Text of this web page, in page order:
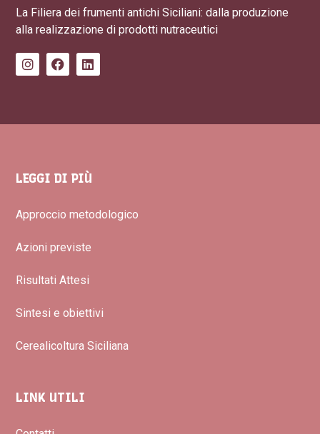
La Filiera dei frumenti antichi Siciliani: dalla produzione
alla realizzazione di prodotti nutraceutici
LEGGI DI PIÙ
Approccio metodologico
Azioni previste
Risultati Attesi
Sintesi e obiettivi
Cerealicoltura Siciliana
LINK UTILI